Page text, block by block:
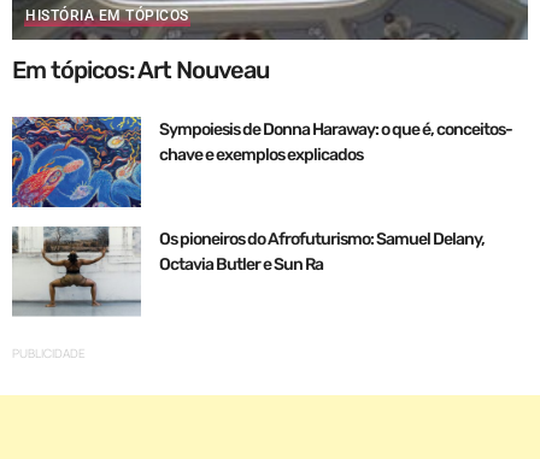
HISTÓRIA EM TÓPICOS
Em tópicos: Art Nouveau
Sympoiesis de Donna Haraway: o que é, conceitos-
chave e exemplos explicados
Os pioneiros do Afrofuturismo: Samuel Delany,
Octavia Butler e Sun Ra
PUBLICIDADE